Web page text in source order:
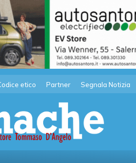
etico Partner Segnala Notizia